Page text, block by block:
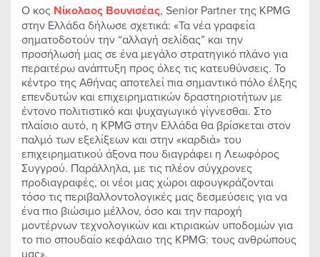
Ο κος Νίκολαος Βουνισέας, Senior Partner της KPMG
στην Ελλάδα δήλωσε σχετικά: «Τα νέα γραφεία
σηματοδοτούν την “αλλαγή σελίδας” και την
προσήλωσή μας σε ένα μεγάλο στρατηγικό πλάνο για
περαιτέρω ανάπτυξη προς όλες τις κατευθύνσεις. Το
κέντρο της Αθήνας αποτελεί πια σημαντικό πόλο έλξης
επενδυτών και επιχειρηματικών δραστηριοτήτων με
έντονο πολιτιστικό και ψυχαγωγικό γίγνεσθαι. Στο
πλαίσιο αυτό, η KPMG στην Ελλάδα θα βρίσκεται στον
παλμό των εξελίξεων και στην «καρδιά» του
επιχειρηματικού άξονα που διαγράφει η Λεωφόρος
Συγγρού. Παράλληλα, με τις πλέον σύγχρονες
προδιαγραφές, οι νέοι μας χώροι αφουγκράζονται
τόσο τις περιβαλλοντολογικές μας δεσμεύσεις για να
ένα πιο βιώσιμο μέλλον, όσο και την παροχή
μοντέρνων τεχνολογικών και κτιριακών υποδομών για
το πιο σπουδαίο κεφάλαιο της KPMG: τους ανθρώπους
μας».